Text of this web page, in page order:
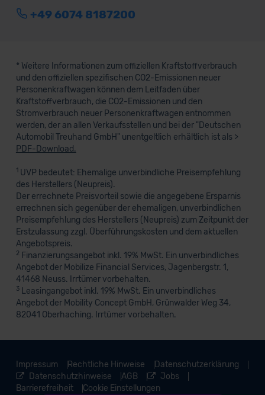
+49 6074 8187200
* Weitere Informationen zum offiziellen Kraftstoffverbrauch
und den offiziellen spezifischen CO2-Emissionen neuer
Personenkraftwagen können dem Leitfaden über
Kraftstoffverbrauch, die CO2-Emissionen und den
Stromverbrauch neuer Personenkraftwagen entnommen
werden, der an allen Verkaufsstellen und bei der "Deutschen
Automobil Treuhand GmbH" unentgeltlich erhältlich ist als >
PDF-Download.
1UVP bedeutet: Ehemalige unverbindliche Preisempfehlung
des Herstellers (Neupreis).
Der errechnete Preisvorteil sowie die angegebene Ersparnis
errechnen sich gegenüber der ehemaligen, unverbindlichen
Preisempfehlung des Herstellers (Neupreis) zum Zeitpunkt der
Erstzulassung zzgl. Überführungskosten und dem aktuellen
Angebotspreis.
2 Finanzierungsangebot inkl. 19% MwSt. Ein unverbindliches
Angebot der Mobilize Financial Services, Jagenbergstr. 1,
41468 Neuss. Irrtümer vorbehalten.
3Leasingangebot inkl. 19% MwSt. Ein unverbindliches
Angebot der Mobility Concept GmbH, Grünwalder Weg 34,
82041 Oberhaching. Irrtümer vorbehalten.
Impressum Rechtliche Hinweise
Datenschutzerklärung
Datenschutzhinweise
AGB
Jobs
Barrierefreiheit
Cookie Einstellungen